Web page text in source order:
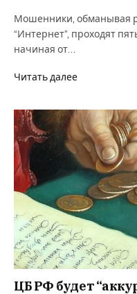
Мошенники, обманывая
“Интернет”, проходят
начиная от…
Читать далее
ЦБ РФ будет